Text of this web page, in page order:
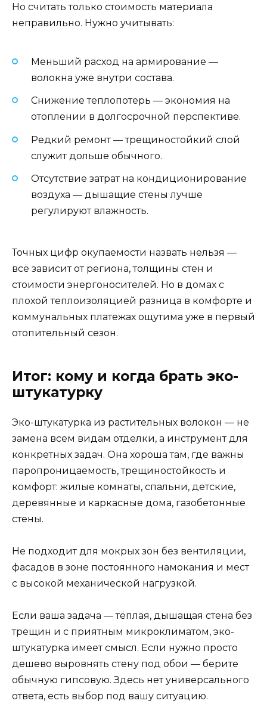
Но считать только стоимость материала
неправильно. Нужно учитывать:
Меньший расход на армирование —
волокна уже внутри состава.
Снижение теплопотерь — экономия на
отоплении в долгосрочной перспективе.
Редкий ремонт — трещиностойкий слой
служит дольше обычного.
Отсутствие затрат на кондиционирование
воздуха — дышащие стены лучше
регулируют влажность.
Точных цифр окупаемости назвать нельзя —
всё зависит от региона, толщины стен и
стоимости энергоносителей. Но в домах с
плохой теплоизоляцией разница в комфорте и
коммунальных платежах ощутима уже в первый
отопительный сезон.
Итог: кому и когда брать эко-
штукатурку
Эко-штукатурка из растительных волокон — не
замена всем видам отделки, а инструмент для
конкретных задач. Она хороша там, где важны
паропроницаемость, трещиностойкость и
комфорт: жилые комнаты, спальни, детские,
деревянные и каркасные дома, газобетонные
стены.
Не подходит для мокрых зон без вентиляции,
фасадов в зоне постоянного намокания и мест
с высокой механической нагрузкой.
Если ваша задача — тёплая, дышащая стена без
трещин и с приятным микроклиматом, эко-
штукатурка имеет смысл. Если нужно просто
дешево выровнять стену под обои — берите
обычную гипсовую. Здесь нет универсального
ответа, есть выбор под вашу ситуацию.